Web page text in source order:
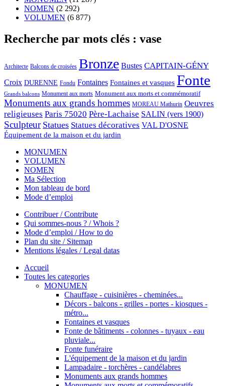
NOMEN (2 292)
VOLUMEN (6 877)
Recherche par mots clés : vase
Architecte Balcons de croisées Bronze Bustes CAPITAIN-GÉNY
Croix DURENNE Fondu Fontaines Fontaines et vasques Fonte
Grands balcons Monument aux morts Monument aux morts et commémoratif
Monuments aux grands hommes MOREAU Mathurin Oeuvres
religieuses Paris 75020 Père-Lachaise SALIN (vers 1900)
Sculpteur Statues Statues décoratives VAL D'OSNE
Équipement de la maison et du jardin
MONUMEN
VOLUMEN
NOMEN
Ma Sélection
Mon tableau de bord
Mode d’emploi
Contribuer / Contribute
Qui sommes-nous ? / Whois ?
Mode d’emploi / How to do
Plan du site / Sitemap
Mentions légales / Legal datas
Accueil
Toutes les categories
MONUMEN
Chauffage - cuisinières - cheminées...
Décors - balcons - grilles - portes - kiosques -
métro...
Fontaines et vasques
Fonte de bâtiments - colonnes - tuyaux - eau
pluviale...
Fonte funéraire
L'équipement de la maison et du jardin
Lampadaire - torchères - candélabres
Monuments aux grands hommes